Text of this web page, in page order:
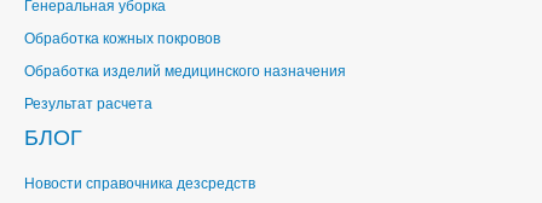
Генеральная уборка
Обработка кожных покровов
Обработка изделий медицинского назначения
Результат расчета
БЛОГ
Новости справочника дезсредств